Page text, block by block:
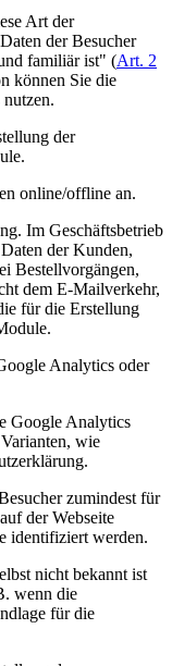
Art der
der Besucher
familiär ist" (Art. 2
können Sie die
nutzen.
der
online/offline an.
Im Geschäftsbetrieb
der Kunden,
Bestellvorgängen,
dem E-Mailverkehr,
für die Erstellung
Analytics oder
Google Analytics
wie
zumindest für
der Webseite
identifiziert werden.
nicht bekannt ist
wenn die
für die